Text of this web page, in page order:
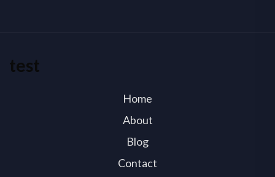
test
Home
About
Blog
Contact